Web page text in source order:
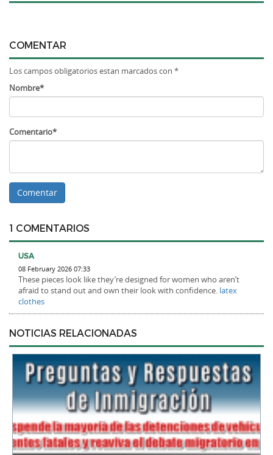
COMENTAR
Los campos obligatorios estan marcados con *
Nombre*
Comentario*
1 COMENTARIOS
USA
08 February 2026 07:33
These pieces look like they’re designed for women who aren’t
afraid to stand out and own their look with confidence. latex
clothes
NOTICIAS RELACIONADAS